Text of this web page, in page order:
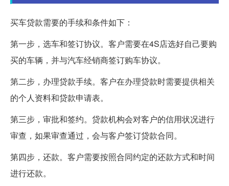
买车贷款需要的手续和条件如下：
第一步，选车和签订协议。客户需要在4S店选好自己要购
买的车辆，并与汽车经销商签订购车协议。
第二步，办理贷款手续。客户在办理贷款时需要提供相关
的个人资料和贷款申请表。
第三步，审批和签约。贷款机构会对客户的信用状况进行
审查，如果审查通过，会与客户签订贷款合同。
第四步，还款。客户需要按照合同约定的还款方式和时间
进行还款。